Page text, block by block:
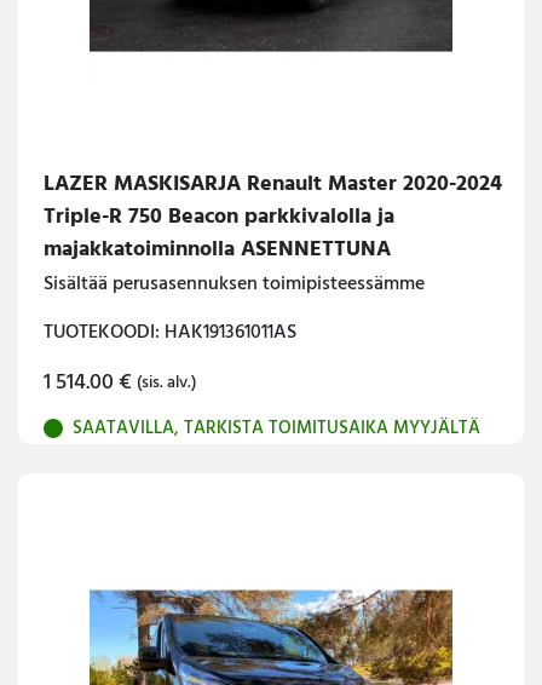
LAZER MASKISARJA Renault Master 2020-2024
Triple-R 750 Beacon parkkivalolla ja
majakkatoiminnolla ASENNETTUNA
Sisältää perusasennuksen toimipisteessämme
TUOTEKOODI: HAK191361011AS
1 514.00€ (sis. alv.)
SAATAVILLA, TARKISTA TOIMITUSAIKA MYYJÄLTÄ